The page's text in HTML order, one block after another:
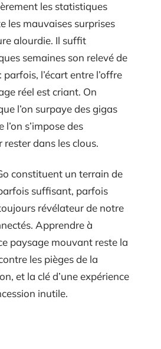
les statistiques
les mauvaises surprises
alourdie. Il suffit
semaines son relevé de
l’écart entre l’offre
réel est criant. On
l’on surpaye des gigas
s’impose des
dans les clous.
constituent un terrain de
suffisant, parfois
révélateur de notre
Apprendre à
paysage mouvant reste la
les pièges de la
et la clé d’une expérience
inutile.